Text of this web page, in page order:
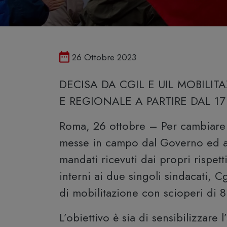
Pubblicato il
26 Ottobre 2023
DECISA DA CGIL E UIL
E REGIONALE A PARTIRE DAL
Roma, 26 ottobre – Per
messe in campo dal Governo
mandati ricevuti dai propri
interni ai due singoli sindacati,
di mobilitazione con scioperi di
L’obiettivo è sia di